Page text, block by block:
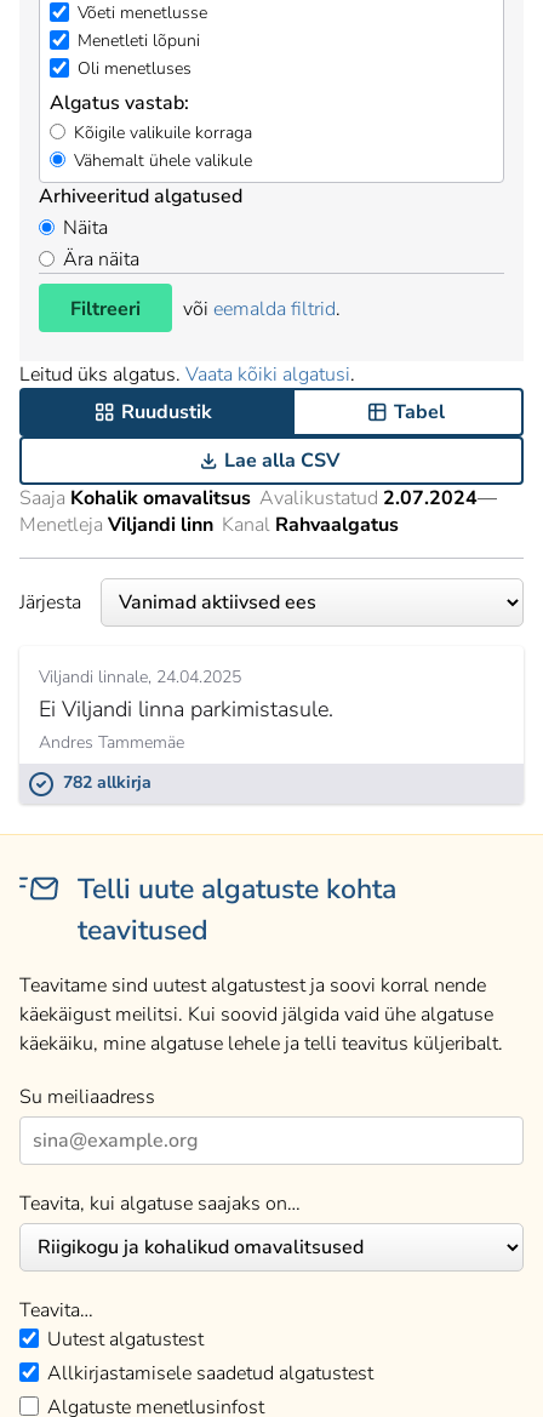
Võeti menetlusse
Menetleti lõpuni
Oli menetluses
Algatus vastab:
Kõigile valikuile korraga
Vähemalt ühele valikule
Arhiveeritud algatused
Näita
Ära näita
Filtreeri
või eemalda filtrid.
Leitud üks algatus. Vaata kõiki algatusi.
Ruudustik
Tabel
Lae alla CSV
Saaja Kohalik omavalitsus Avalikustatud 2.07.2024—
Menetleja Viljandi linn Kanal Rahvaalgatus
Järjesta
Viljandi linnale 24.04.2025
Ei Viljandi linna parkimistasule.
Andres Tammemäe
782 allkirja
Telli uute algatuste kohta
teavitused
Teavitame sind uutest algatustest ja soovi korral nende
käekäigust meilitsi. Kui soovid jälgida vaid ühe algatuse
käekäiku, mine algatuse lehele ja telli teavitus küljeribalt.
Su meiliaadress
Teavita, kui algatuse saajaks on…
Teavita…
Uutest algatustest
Allkirjastamisele saadetud algatustest
Algatuste menetlusinfost